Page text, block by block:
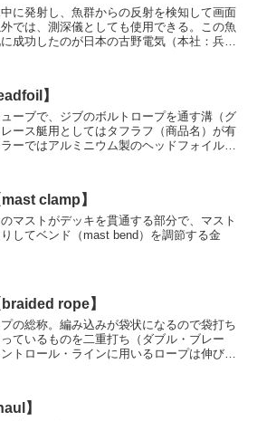
に発射し、魚群からの反射を検知して画面
では、測深儀としても使用できる。この魚
成功したのが日本の古野電気（本社：兵庫
】
ーブで、ジブのボルトロープを通す溝（グ
ース艇用としてはタフラフ（商品名）が有
ーではアルミニウム製のヘッドフォイルを
clamp】
マストがデッキを貫通する部分で、マスト
してベンド（mast bend）を調節する金
rope】
の総称。編み込みが袋状になるので袋打ち
ているものを二重打ち（ダブル・ブレー
トロール・ラインに用いるロープは伸びを
】